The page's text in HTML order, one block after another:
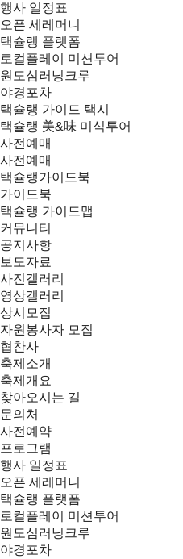
행사 일정표
오픈 세레머니
택슐랭 플랫폼
로컬플레이 미션투어
원도심러닝크루
야경포차
택슐랭 가이드 택시
택슐랭 美&味 미식투어
사전예매
사전예매
택슐랭가이드북
가이드북
택슐랭 가이드맵
커뮤니티
공지사항
보도자료
사진갤러리
영상갤러리
상시모집
자원봉사자 모집
협찬사
축제소개
축제개요
찾아오시는 길
문의처
사전예약
프로그램
행사 일정표
오픈 세레머니
택슐랭 플랫폼
로컬플레이 미션투어
원도심러닝크루
야경포차